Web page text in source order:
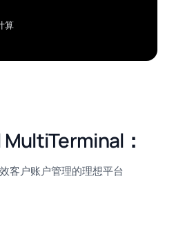
算
：
客户账户管理的理想平台